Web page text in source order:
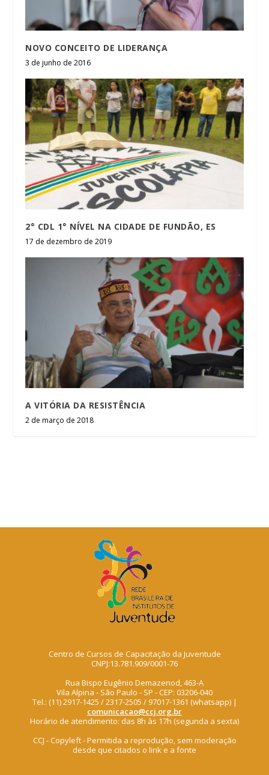
NOVO CONCEITO DE LIDERANÇA
3 de junho de 2016
2° CDL 1° NÍVEL NA CIDADE DE FUNDÃO, ES
17 de dezembro de 2019
A VITÓRIA DA RESISTÊNCIA
2 de março de 2018
Centro de Cursos de Capacitação da Juventude
CNPJ:13.781.909/0001-76
Rua Bispo Eugênio Demazenod, 463-A
Vila Alpina - São Paulo - SP - CEP: 03206-040
Tel.: (11) 2917-1425 / 2317-2505 / 97017-1361 (whatsapp) |
comunicacao@ccj.org.br
Horário de atendimento: das 8h às 17h (segunda a sexta)
CCJ - Copyleft - Permitida a reprodução, sem moderação
desde que citados o link e a fonte